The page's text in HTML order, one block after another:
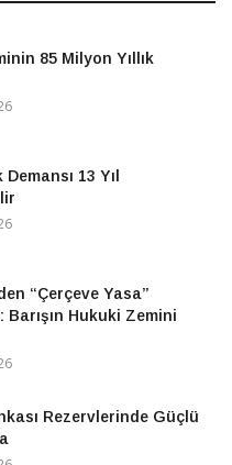
85 Milyon Yıllık
Demansı 13 Yıl
“Çerçeve Yasa”
Barışın Hukuki Zemini
Rezervlerinde Güçlü